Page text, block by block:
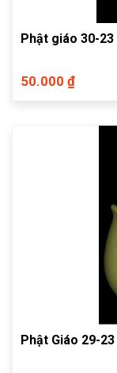
Phật giáo 30-23
50.000 ₫
Phật Giáo 29-23